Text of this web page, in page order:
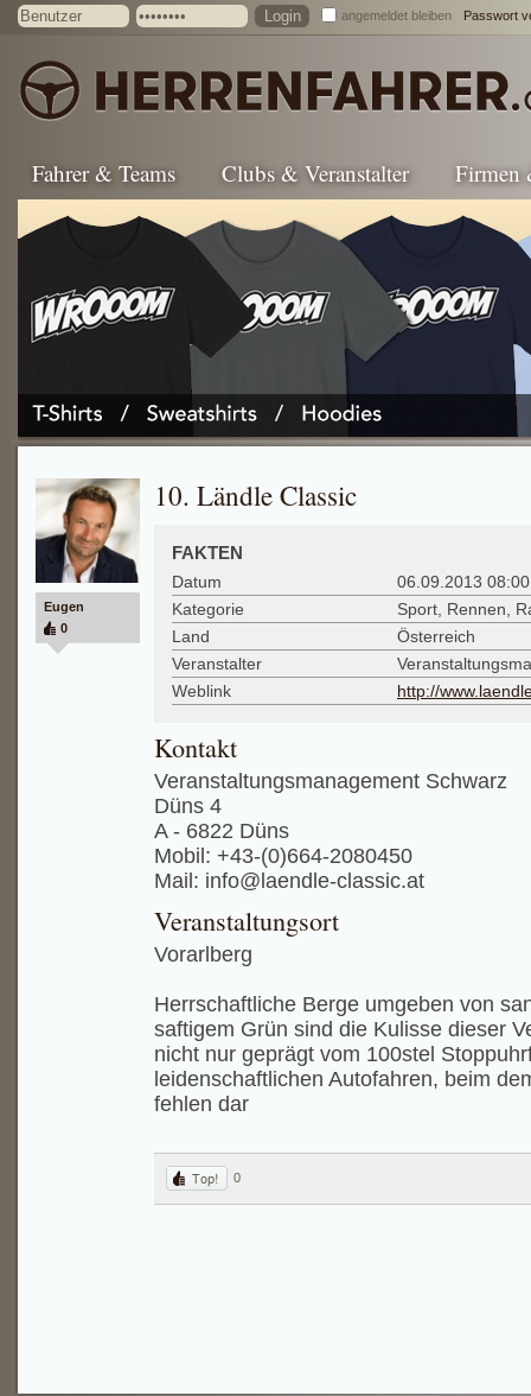
angemeldet bleiben Passwort
Fahrer & Teams Clubs & Veranstalter Firmen
Eugen
0
10. Ländle Classic
FAKTEN
Datum
06.09.2013
Kategorie
Sport, Rennen,
Land
Österreich
Veranstalter
Weblink
http://
Kontakt
Veranstaltungsmanagement Schwarz
Düns 4
A - 6822 Düns
Mobil: +43-(0)664-2080450
Mail: info@laendle-classic.at
Veranstaltungsort
Vorarlberg
Herrschaftliche Berge umgeben von
saftigem Grün sind die Kulisse dieser
nicht nur geprägt vom 100stel
leidenschaftlichen Autofahren, beim
fehlen dar
0